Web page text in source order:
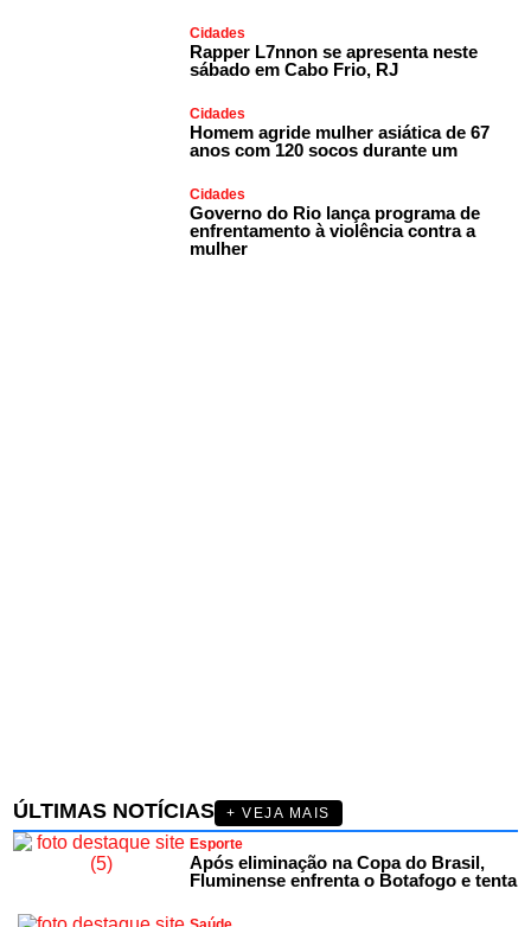
Cidades
Rapper L7nnon se apresenta neste
sábado em Cabo Frio, RJ
Cidades
Homem agride mulher asiática de 67
anos com 120 socos durante um
Cidades
Governo do Rio lança programa de
enfrentamento à violência contra a
mulher
ÚLTIMAS NOTÍCIAS
+ VEJA MAIS
Esporte
Após eliminação na Copa do Brasil,
Fluminense enfrenta o Botafogo e tenta